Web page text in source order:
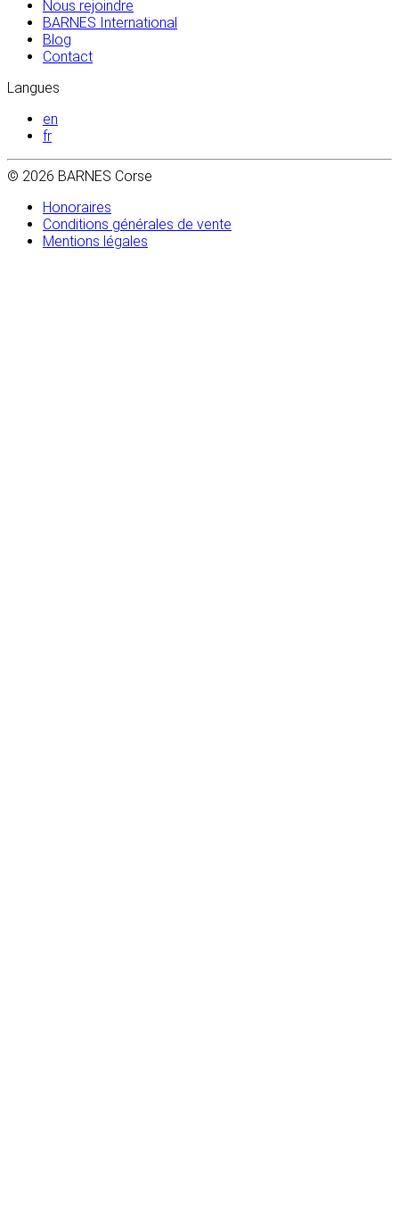
Nous rejoindre
BARNES International
Blog
Contact
Langues
en
fr
© 2026 BARNES Corse
Honoraires
Conditions générales de vente
Mentions légales